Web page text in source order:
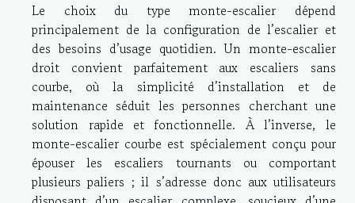
Le choix du type monte-escalier dépend
principalement de la configuration de l’escalier et
des besoins d’usage quotidien. Un monte-escalier
droit convient parfaitement aux escaliers sans
courbe, où la simplicité d’installation et de
maintenance séduit les personnes cherchant une
solution rapide et fonctionnelle. À l’inverse, le
monte-escalier courbe est spécialement conçu pour
épouser les escaliers tournants ou comportant
plusieurs paliers ; il s’adresse donc aux utilisateurs